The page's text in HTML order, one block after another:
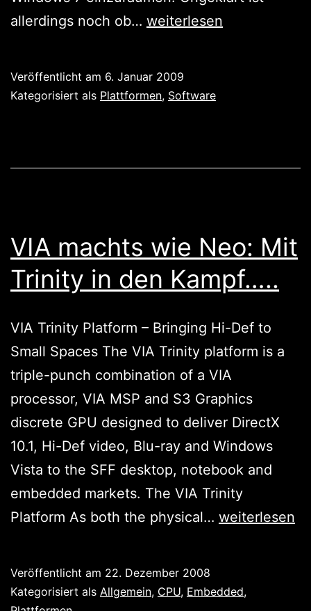
allerdings noch ob… ….das
aller
weiterlesen
Veröffentlicht am 6. Januar 2009
Kategorisiert als Plattformen, Software
VIA machts wie Neo: Mit
Trinity in den Kampf…..
VIA Trinity Platform – Bringing Hi-Def to
Small Spaces The VIA Trinity platform is a
triple-punch combination of a VIA
processor, VIA MSP and S3 Graphics
discrete GPU designed to deliver DirectX
10.1, Hi-Def video, Blu-ray and Windows
Vista to the SFF desktop, notebook and
embedded markets. The VIA Trinity
Platform As both the physical… VIA
Neo:
weiterlesen
Veröffentlicht am 22. Dezember 2008
Kategorisiert als Allgemein, CPU, Embedded,